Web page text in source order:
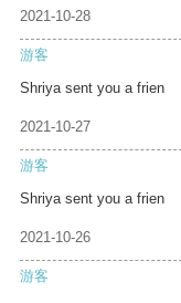
2021-10-28
游客
Shriya sent you a frien
2021-10-27
游客
Shriya sent you a frien
2021-10-26
游客